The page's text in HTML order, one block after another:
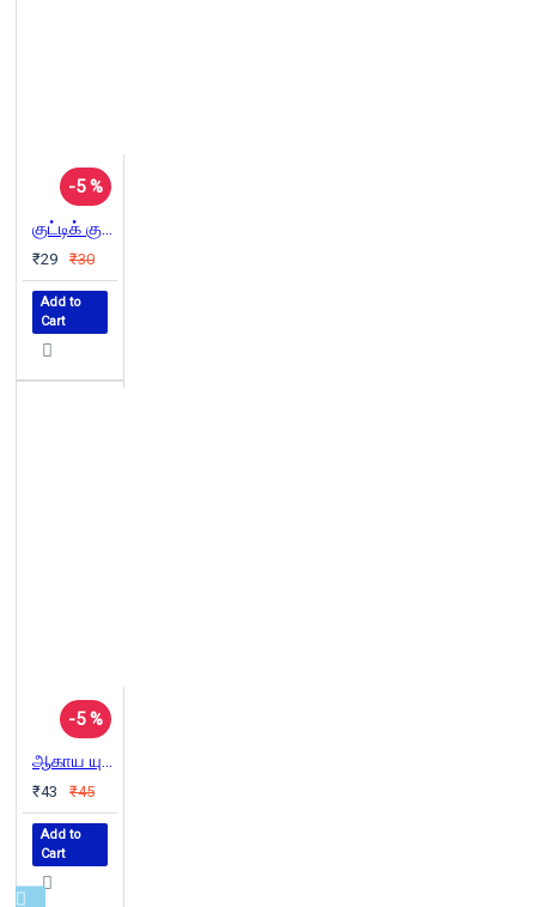
-5 %
குட்டிக் குட்டி முயல்
₹29 ₹30
Add to
Cart
-5 %
ஆகாய யுத்தம்
₹43 ₹45
Add to
Cart